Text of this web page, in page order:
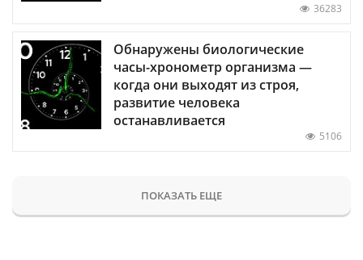
36283
Обнаружены биологические
часы-хронометр организма —
когда они выходят из строя,
развитие человека
останавливается
5106
ПОКАЗАТЬ ЕЩЕ